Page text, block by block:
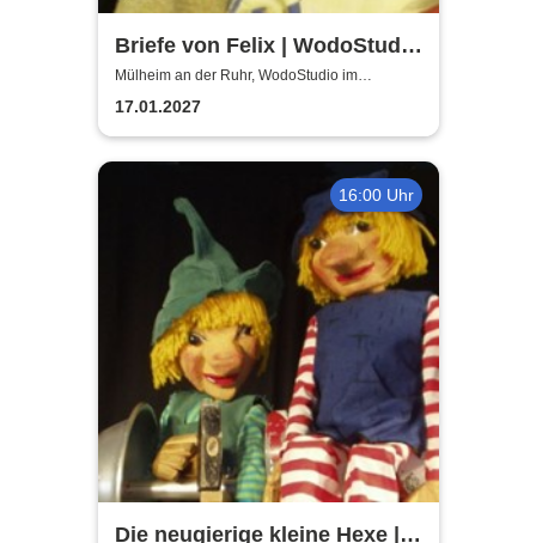
Briefe von Felix | WodoStudio
im Ringlokschuppen Ruhr
Mülheim an der Ruhr, WodoStudio im
Ringlokschuppen Ruhr
17.01.2027
16:00 Uhr
Die neugierige kleine Hexe |